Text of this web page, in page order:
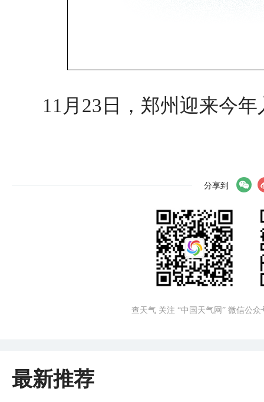
11月23日，郑州迎来今
分享到
查天气 关注 “中国天气网” 微信公众
最新推荐